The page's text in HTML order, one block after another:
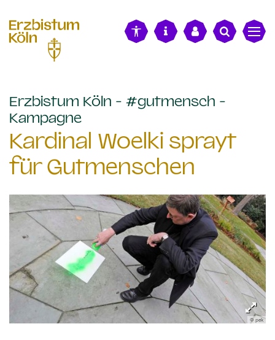
Erzbistum Köln - #gutmensch -
Kampagne:
Kardinal Woelki sprayt
für Gutmenschen
© pek